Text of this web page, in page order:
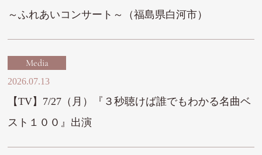
～ふれあいコンサート～（福島県白河市）
Media
2026.07.13
【TV】7/27（月）『３秒聴けば誰でもわかる名曲ベ
スト１００』出演